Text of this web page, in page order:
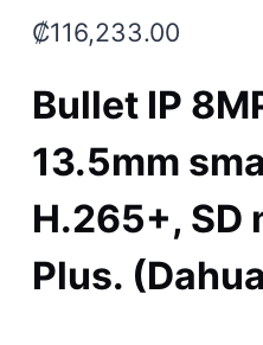
₡116,233.00
Bullet IP
13.5mm
H.265+, SD
Plus.